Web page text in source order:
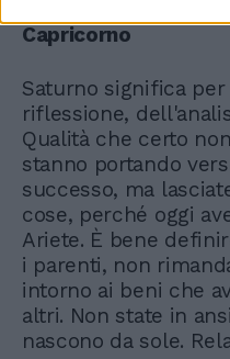
Capricorno
Saturno significa
riflessione,
Qualità che certo
stanno portando
successo, ma
cose, perché oggi
Ariete. È bene
i parenti, non
intorno ai beni che
altri. Non state in
nascono da sole.